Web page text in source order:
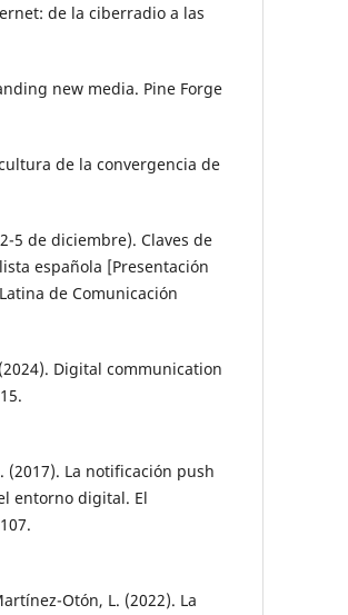
de la ciberradio a las
new media. Pine Forge
de la convergencia de
5 de diciembre). Claves de
española [Presentación
de Comunicación
Digital communication
(2017). La notificación push
entorno digital. El
Otón, L. (2022). La